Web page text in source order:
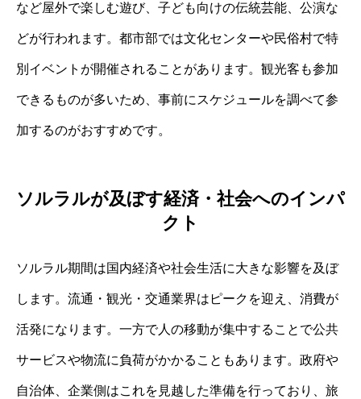
など屋外で楽しむ遊び、子ども向けの伝統芸能、公演な
どが行われます。都市部では文化センターや民俗村で特
別イベントが開催されることがあります。観光客も参加
できるものが多いため、事前にスケジュールを調べて参
加するのがおすすめです。
ソルラルが及ぼす経済・社会へのインパ
クト
ソルラル期間は国内経済や社会生活に大きな影響を及ぼ
します。流通・観光・交通業界はピークを迎え、消費が
活発になります。一方で人の移動が集中することで公共
サービスや物流に負荷がかかることもあります。政府や
自治体、企業側はこれを見越した準備を行っており、旅